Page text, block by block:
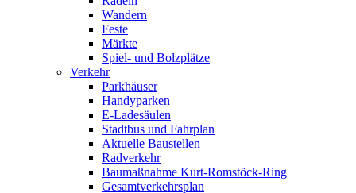
Wandern
Feste
Märkte
Spiel- und Bolzplätze
Verkehr
Parkhäuser
Handyparken
E-Ladesäulen
Stadtbus und Fahrplan
Aktuelle Baustellen
Radverkehr
Baumaßnahme Kurt-Romstöck-Ring
Gesamtverkehrsplan